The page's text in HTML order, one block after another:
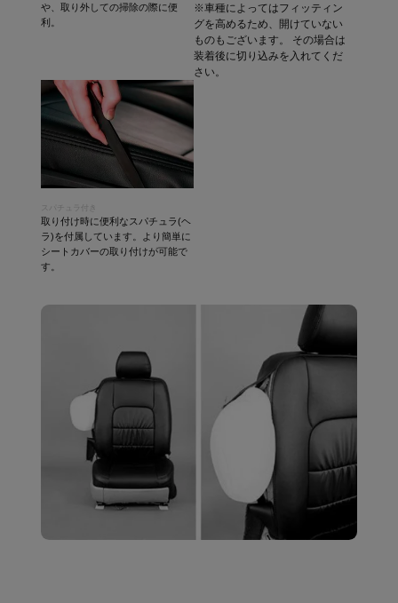
や、取り外しての掃除の際に便
利。
※車種によってはフィッティン
グを高めるため、開けていない
ものもございます。 その場合は
装着後に切り込みを入れてくだ
さい。
スパチュラ付き
取り付け時に便利なスパチュラ(ヘ
ラ)を付属しています。より簡単に
シートカバーの取り付けが可能で
す。